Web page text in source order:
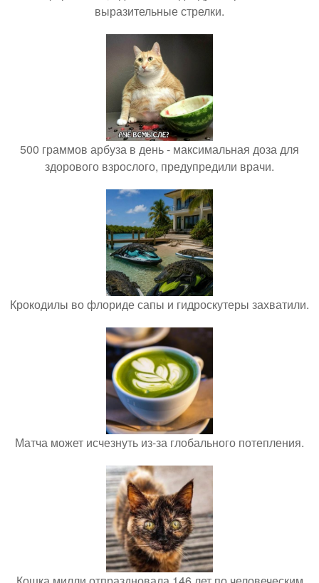
выразительные стрелки.
500 граммов арбуза в день - максимальная доза для
здорового взрослого, предупредили врачи.
Крокодилы во флориде сапы и гидроскутеры захватили.
Матча может исчезнуть из-за глобального потепления.